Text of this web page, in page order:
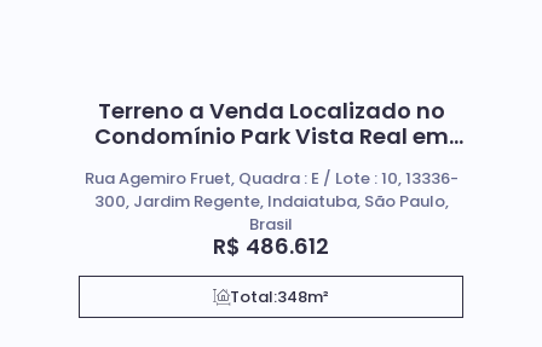
Terreno a Venda Localizado no
Condomínio Park Vista Real em
Indaiatuba.
R$ 486.612
Rua Agemiro Fruet, Quadra : E / Lote : 10, 13336-
300, Jardim Regente, Indaiatuba, São Paulo,
Brasil
Total:348m²